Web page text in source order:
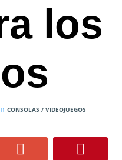
los
CONSOLAS / VIDEOJUEGOS